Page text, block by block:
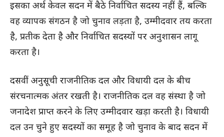
इसका अर्थ केवल सदन में बैठे निर्वाचित सदस्य नहीं हैं, बल्कि
वह व्यापक संगठन है जो चुनाव लड़ता है, उम्मीदवार तय करता
है, प्रतीक देता है और निर्वाचित सदस्यों पर अनुशासन लागू
करता है।
दसवीं अनुसूची राजनीतिक दल और विधायी दल के बीच
संरचनात्मक अंतर रखती है। राजनीतिक दल वह संस्था है जो
जनादेश प्राप्त करने के लिए उम्मीदवार खड़ा करती है। विधायी
दल उन चुने हुए सदस्यों का समूह है जो चुनाव के बाद सदन में